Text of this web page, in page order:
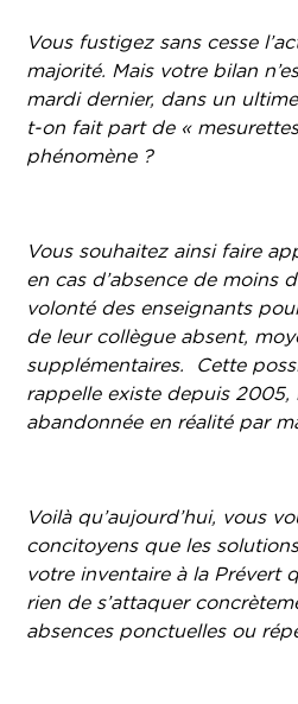
Vous fustigez sans cesse
majorité. Mais votre bilan
mardi dernier, dans un
t-on fait part de «
phénomène ?
Vous souhaitez ainsi faire
en cas d’absence de moins
volonté des enseignants
de leur collègue absent,
supplémentaires. Cette
rappelle existe depuis 2005,
abandonnée en réalité par
Voilà qu’aujourd’hui, vous
concitoyens que les
votre inventaire à la Prévert
rien de s’attaquer
absences ponctuelles ou